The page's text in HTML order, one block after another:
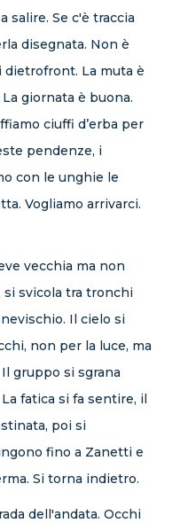
salire. Se c'è traccia
disegnata. Non è
La muta è
giornata è buona.
ciuffi d’erba per
pendenze, i
con le unghie le
Vogliamo arrivarci.
vecchia ma non
svicola tra tronchi
Il cielo si
non per la luce, ma
gruppo si sgrana
fatica si fa sentire, il
poi si
fino a Zanetti e
Si torna indietro.
dell'andata. Occhi